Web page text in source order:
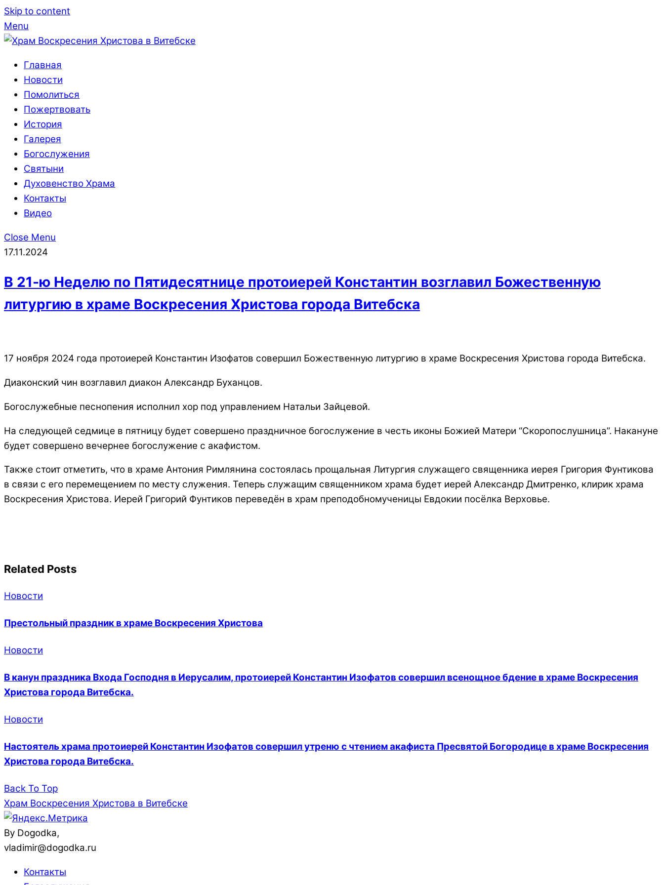
Skip to content
Menu
Главная
Новости
Помолиться
Пожертвовать
История
Галерея
Богослужения
Святыни
Духовенство Храма
Контакты
Видео
Close Menu
17.11.2024
В 21-ю Неделю по Пятидесятнице протоиерей Константин возглавил Божественную
литургию в храме Воскресения Христова города Витебска
17 ноября 2024 года протоиерей Константин Изофатов совершил Божественную литургию в храме Воскресения Христова города Витебска.
Диаконский чин возглавил диакон Александр Буханцов.
Богослужебные песнопения исполнил хор под управлением Натальи Зайцевой.
На следующей седмице в пятницу будет совершено праздничное богослужение в честь иконы Божией Матери “Скоропослушница”. Накануне
будет совершено вечернее богослужение с акафистом.
Также стоит отметить, что в храме Антония Римлянина состоялась прощальная Литургия служащего священника иерея Григория Фунтикова
в связи с его перемещением по месту служения. Теперь служащим священником храма будет иерей Александр Дмитренко, клирик храма
Воскресения Христова. Иерей Григорий Фунтиков переведён в храм преподобномученицы Евдокии посёлка Верховье.
Related Posts
Новости
Престольный праздник в храме Воскресения Христова
Новости
В канун праздника Входа Господня в Иерусалим, протоиерей Константин Изофатов совершил всенощное бдение в храме Воскресения
Христова города Витебска.
Новости
Настоятель храма протоиерей Константин Изофатов совершил утреню с чтением акафиста Пресвятой Богородице в храме Воскресения
Христова города Витебска.
Back To Top
Храм Воскресения Христова в Витебске
By Dogodka,
vladimir@dogodka.ru
Контакты